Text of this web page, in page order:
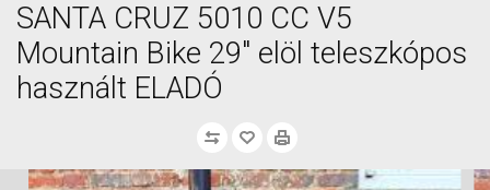
SANTA CRUZ 5010 CC V5
Mountain Bike 29" elöl teleszkópos
használt ELADÓ